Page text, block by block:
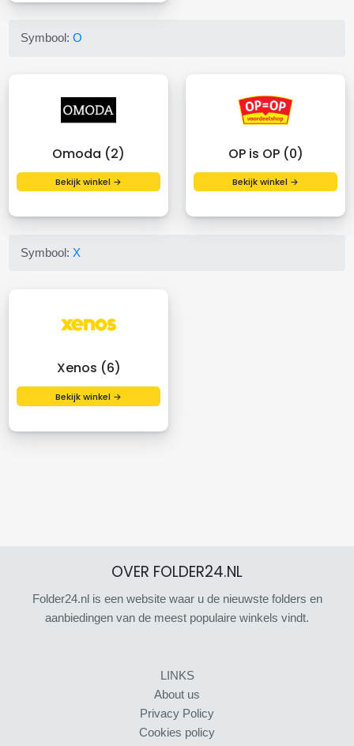
Symbool:O
Omoda (2)
Bekijk winkel →
OP is OP (0)
Bekijk winkel →
Symbool: X
Xenos (6)
Bekijk winkel →
OVER FOLDER24.NL
Folder24.nl is een website waar u de nieuwste folders en
aanbiedingen van de meest populaire winkels vindt.
LINKS
About us
Privacy Policy
Cookies policy